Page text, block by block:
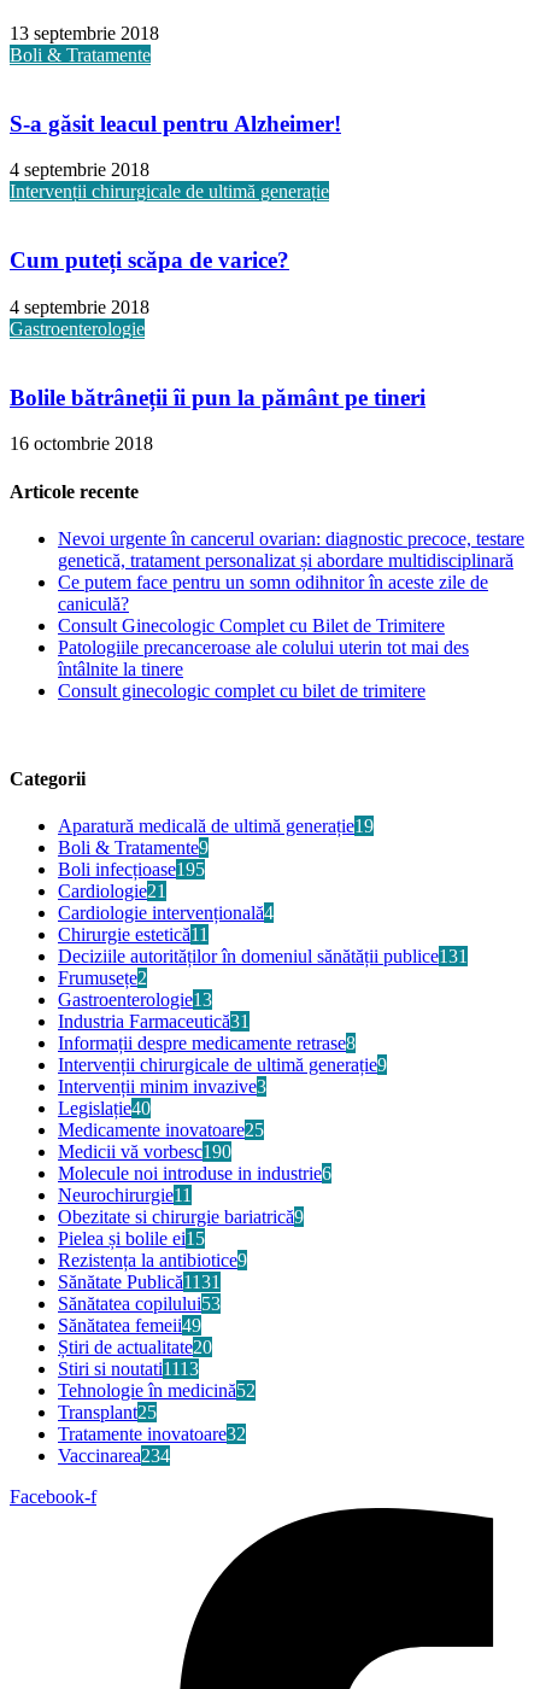
13 septembrie 2018
Boli & Tratamente
S-a găsit leacul pentru Alzheimer!
4 septembrie 2018
Intervenții chirurgicale de ultimă generație
Cum puteți scăpa de varice?
4 septembrie 2018
Gastroenterologie
Bolile bătrâneții îi pun la pământ pe tineri
16 octombrie 2018
Articole recente
Nevoi urgente în cancerul ovarian: diagnostic precoce, testare
genetică, tratament personalizat și abordare multidisciplinară
Ce putem face pentru un somn odihnitor în aceste zile de
caniculă?
Consult Ginecologic Complet cu Bilet de Trimitere
Patologiile precanceroase ale colului uterin tot mai des
întâlnite la tinere
Consult ginecologic complet cu bilet de trimitere
Categorii
Aparatură medicală de ultimă generație19
Boli & Tratamente9
Boli infecțioase195
Cardiologie21
Cardiologie intervențională4
Chirurgie estetică11
Deciziile autorităților în domeniul sănătății publice131
Frumusețe2
Gastroenterologie13
Industria Farmaceutică31
Informații despre medicamente retrase8
Intervenții chirurgicale de ultimă generație9
Intervenții minim invazive3
Legislație40
Medicamente inovatoare25
Medicii vă vorbesc190
Molecule noi introduse in industrie6
Neurochirurgie11
Obezitate si chirurgie bariatrică9
Pielea și bolile ei15
Rezistența la antibiotice9
Sănătate Publică1131
Sănătatea copilului53
Sănătatea femeii49
Știri de actualitate20
Stiri si noutati1113
Tehnologie în medicină52
Transplant25
Tratamente inovatoare32
Vaccinarea234
Facebook-f